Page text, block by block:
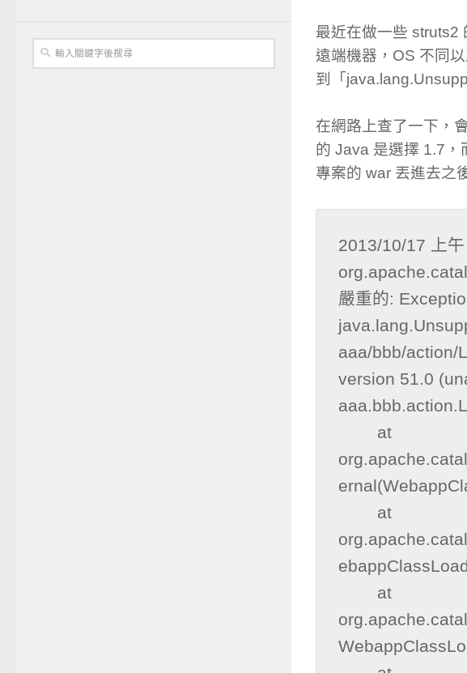
最近在做一些 struts2
遠端機器，OS 不同
到「
在網路上查了一下，
的 Java 是選擇 1.7，
專案的 war 丟進去之
2013/10/17 上
嚴重的:
aaa/bbb/action/
version 51.0